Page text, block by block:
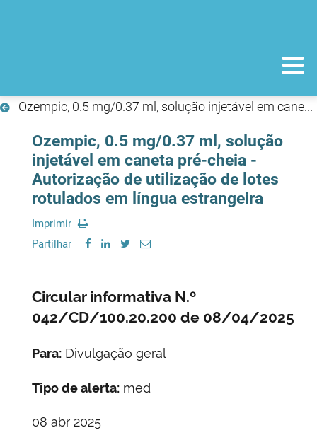
Ozempic, 0.5 mg/0.37 ml, solução injetável em caneta pré-cheia - Autorização de utilização de lotes rotulados em língua estrangeira
Ozempic, 0.5 mg/0.37 ml, solução
injetável em caneta pré-cheia -
Autorização de utilização de lotes
rotulados em língua estrangeira
Imprimir
Partilhar
Circular informativa N.º
042/CD/100.20.200 de 08/04/2025
Para: Divulgação geral
Tipo de alerta: med
08 abr 2025